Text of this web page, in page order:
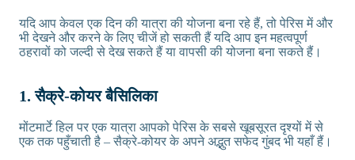
यदि आप केवल एक दिन की यात्रा की योजना बना रहे हैं, तो पेरिस में और
भी देखने और करने के लिए चीजें हो सकती हैं यदि आप इन महत्वपूर्ण
ठहरावों को जल्दी से देख सकते हैं या वापसी की योजना बना सकते हैं।
1. सैक्रे-कोयर बैसिलिका
मोंटमार्टे हिल पर एक यात्रा आपको पेरिस के सबसे खूबसूरत दृश्यों में से
एक तक पहुँचाती है – सैक्रे-कोयर के अपने अद्भुत सफेद गुंबद भी यहाँ हैं।